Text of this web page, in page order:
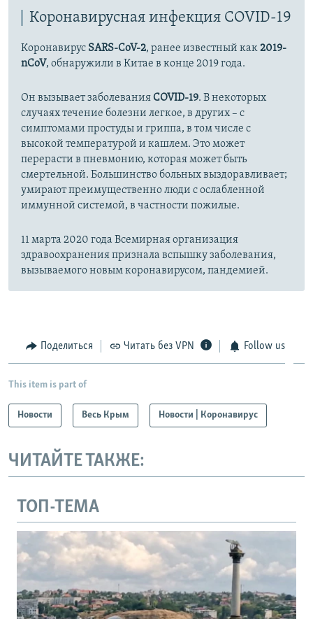
Коронавирусная инфекция COVID-19
Коронавирус SARS-CoV-2, ранее известный как2019-
nCoV, обнаружили в Китае в конце 2019 года.
Он вызывает заболеванияCOVID-19. В некоторых
случаях течение болезни легкое, в других – с
симптомами простуды и гриппа, в том числе с
высокой температурой и кашлем. Это может
перерасти в пневмонию, которая может быть
смертельной. Большинство больных выздоравливает;
умирают преимущественно люди с ослабленной
иммунной системой, в частности пожилые.
11 марта 2020 года Всемирная организация
здравоохранения признала вспышку заболевания,
вызываемого новым коронавирусом, пандемией.
Поделиться Читать без VPN Follow us
This item is part of
Новости Весь Крым Новости | Коронавирус
ЧИТАЙТЕ ТАКЖЕ:
ТОП-ТЕМА